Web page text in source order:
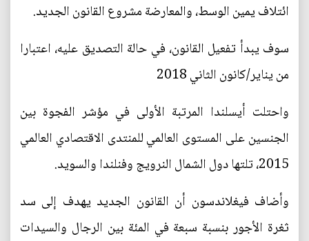
ائتلاف يمين الوسط، والمعارضة مشروع القانون الجديد.
سوف يبدأ تفعيل القانون، في حالة التصديق عليه، اعتبارا
من يناير/كانون الثاني 2018
واحتلت أيسلندا المرتبة الأولى في مؤشر الفجوة بين
الجنسين على المستوى العالمي للمنتدى الاقتصادي العالمي
2015، تلتها دول الشمال النرويج وفنلندا والسويد.
وأضاف فيغلاندسون أن القانون الجديد يهدف إلى سد
ثغرة الأجور بنسبة سبعة في المئة بين الرجال والسيدات